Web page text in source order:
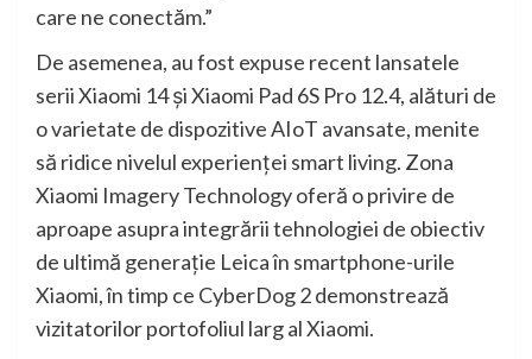
care ne conectăm.”
De asemenea, au fost expuse recent lansatele
serii Xiaomi 14 și Xiaomi Pad 6S Pro 12.4, alături de
o varietate de dispozitive AIoT avansate, menite
să ridice nivelul experienței smart living. Zona
Xiaomi Imagery Technology oferă o privire de
aproape asupra integrării tehnologiei de obiectiv
de ultimă generație Leica în smartphone-urile
Xiaomi, în timp ce CyberDog 2 demonstrează
vizitatorilor portofoliul larg al Xiaomi.